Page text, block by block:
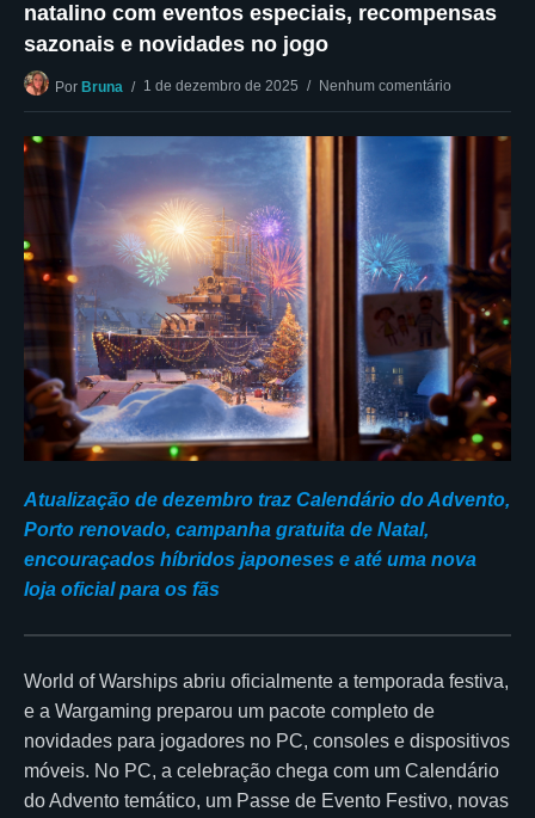
natalino com eventos especiais, recompensas
sazonais e novidades no jogo
Por Bruna 1 de dezembro de 2025 Nenhum comentário
Atualização de dezembro traz Calendário do Advento,
Porto renovado, campanha gratuita de Natal,
encouraçados híbridos japoneses e até uma nova
loja oficial para os fãs
World of Warships abriu oficialmente a temporada festiva,
e a Wargaming preparou um pacote completo de
novidades para jogadores no PC, consoles e dispositivos
móveis. No PC, a celebração chega com um Calendário
do Advento temático, um Passe de Evento Festivo, novas